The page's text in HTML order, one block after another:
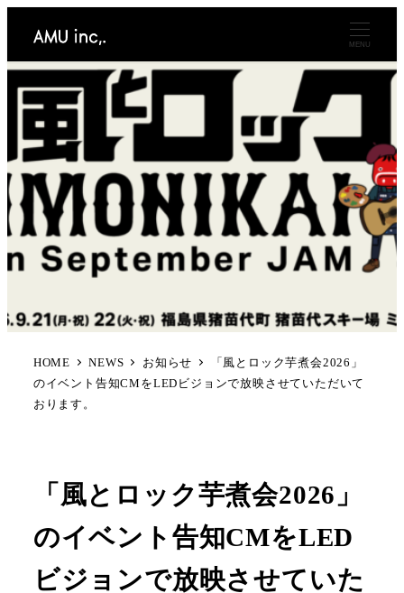
MENU
HOME NEWS お知らせ
「風とロック芋煮会2026」
のイベント告知CMをLEDビジョンで放映させていただいて
おります。
「風とロック芋煮会2026」
のイベント告知CMをLED
ビジョンで放映させていた